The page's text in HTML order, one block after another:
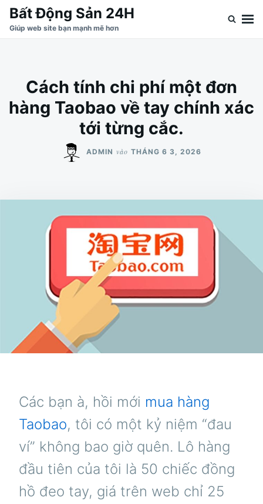
Nhảy
đến
Tìm
kiếm
Bất Động Sản 24H
Giúp web site bạn mạnh mẽ hơn
Cách tính chi phí một đơn
hàng Taobao về tay chính xác
tới từng cắc.
ADMIN vào THÁNG 6 3, 2026
Các bạn à, hồi mới mua hàng
Taobao, tôi có một kỷ niệm “đau
ví” không bao giờ quên. Lô hàng
đầu tiên của tôi là 50 chiếc đồng
hồ đeo tay, giá trên web chỉ 25